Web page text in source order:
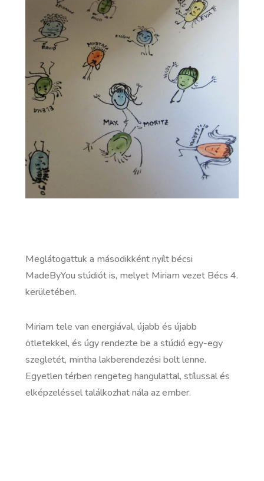
Meglátogattuk a másodikként nyílt bécsi
MadeByYou stúdiót is, melyet Miriam vezet Bécs 4.
kerületében.
Miriam tele van energiával, újabb és újabb
ötletekkel, és úgy rendezte be a stúdió egy-egy
szegletét, mintha lakberendezési bolt lenne.
Egyetlen térben rengeteg hangulattal, stílussal és
elképzeléssel találkozhat nála az ember.